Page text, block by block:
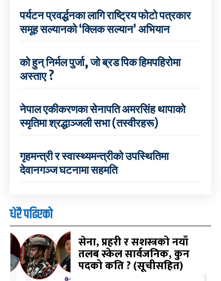
पर्यटन प्रवर्द्धनका लागि राष्ट्रिय फोटो पत्रकार
समूह सल्यानको ‘क्लिक सल्यान’ अभियान
को हुन् निर्मल पुर्जा, जो ब्रड पिक हिमपहिरोमा
अस्ताए ?
नेपाल एकीकरणका सेनापति अमरसिंह थापाको
स्मृतिमा श्रद्धाञ्जली सभा (तस्वीरहरू)
गृहमन्त्री र स्वास्थ्यमन्त्रीको उपस्थितिमा
देवानगञ्ज घटनामा सहमति
धेरै पढिएको
सेना, प्रहरी र सशस्त्रको नयाँ
तलब स्केल सार्वजनिक, कुन
पदको कति ? (सूचीसहित)